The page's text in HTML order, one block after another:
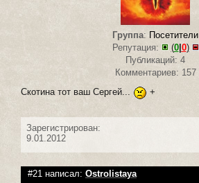
Группа: Посетители
Репутация:
(0| 0)
Публикаций: 4
Комментариев: 157
Скотина тот ваш Сергей...
+
Зарегистрирован:
9.01.2012
#21 написал: Ostrolistaya